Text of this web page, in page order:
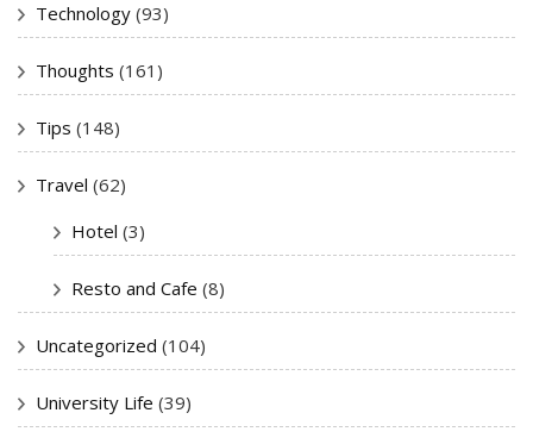
Technology (93)
Thoughts (161)
Tips (148)
Travel (62)
Hotel (3)
Resto and Cafe (8)
Uncategorized (104)
University Life (39)